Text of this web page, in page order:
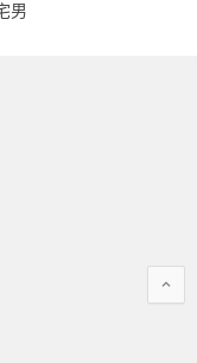
男